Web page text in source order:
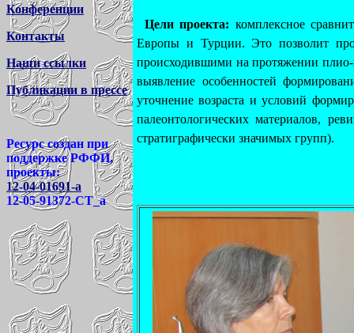
Конференции
Контакты
Наши ссылки
Публикации в прессе
Ресурссоздан при
поддержке РФФИ,
проекты:
12-04-01691-а
12-05-91372-СТ_а
Цели проекта: комплексное
Европы и Турции. Это позволит
происходившими на протяжении плио-
выявление особенностей
уточнение возраста и условий
палеонтологических материалов,
стратиграфически значимых групп).